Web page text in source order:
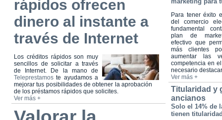
rápidos ofrecen
dinero al instante a
través de Internet
Los créditos rápidos son muy
sencillos de solicitar a través
de Internet. De la mano de
Teleprestamos te ayudamos a
mejorar tus posibilidades de obtener la aprobación
de los préstamos rápidos que solicites.
Ver más +
Para tener éxito
del comercio
fundamental
plan de
efectivo que
más clientes
aumentar las
competencia en
necesario
Ver más +
Titularidad y
ancianos
Solo el 14% de
tienen